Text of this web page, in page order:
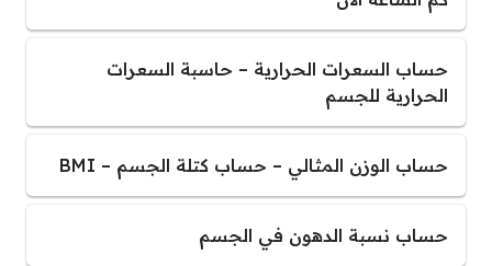
حساب السعرات الحرارية – حاسبة السعرات
الحرارية للجسم
حساب الوزن المثالي – حساب كتلة الجسم – BMI
حساب نسبة الدهون في الجسم